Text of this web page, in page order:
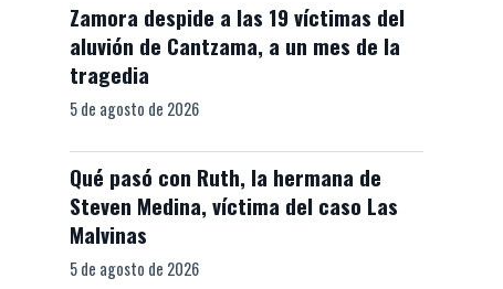
Zamora despide a las 19 víctimas del
aluvión de Cantzama, a un mes de la
tragedia
5 de agosto de 2026
Qué pasó con Ruth, la hermana de
Steven Medina, víctima del caso Las
Malvinas
5 de agosto de 2026